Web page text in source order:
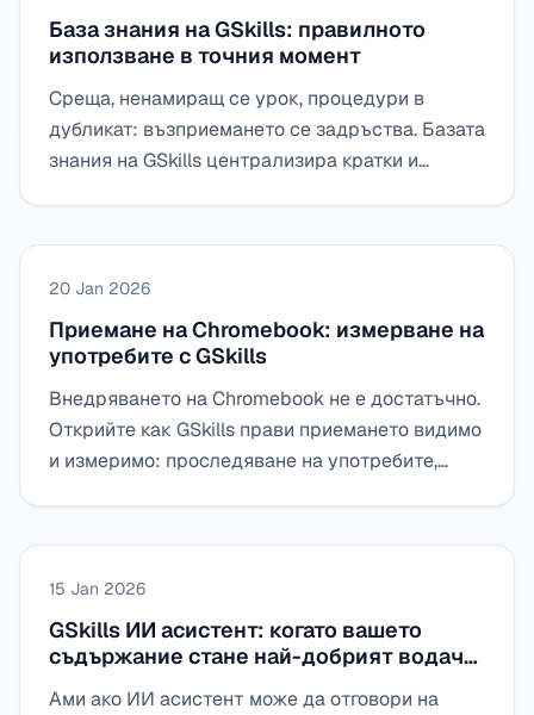
База знания на GSkills: правилното
използване в точния момент
Среща, ненамиращ се урок, процедури в
дубликат: възприемането се задръства. Базата
знания на GSkills централизира кратки и
бързо „правилната манипулация“ в контекста.
20 Jan 2026
Приемане на Chromebook: измерване на
употребите с GSkills
Внедряването на Chromebook не е достатъчно.
Открийте как GSkills прави приемането видимо
и измеримо: проследяване на употребите,
ежедневието.
15 Jan 2026
GSkills ИИ асистент: когато вашето
съдържание стане най-добрият водач
Ами ако ИИ асистент може да отговори на